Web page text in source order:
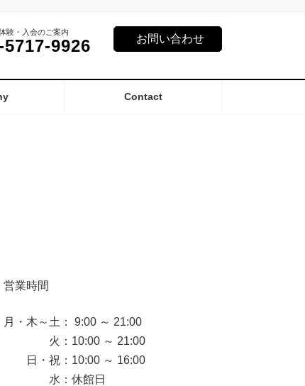
験・入会のご案内
5717-9926 お問い合わせ
Contact
営業時間
月・木～土： 9:00 ～ 21:00
火：10:00 ～ 21:00
日・祝：10:00 ～ 16:00
水：休館日